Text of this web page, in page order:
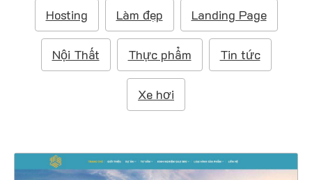
Hosting Làm đẹp Landing Page
Nội Thất Thực phẩm Tin tức
Xe hơi